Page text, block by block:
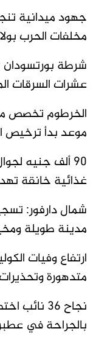
مخلفات الحرب
شرطة
عشرات السرقات
الخرطوم تخصص
موعد بدأ ترخيص
90 ألف جنيه
غذائية خانقة
مدينة طويلة
ارتفاع وفيات
متدهورة
نجاح 36
بالجراحة في